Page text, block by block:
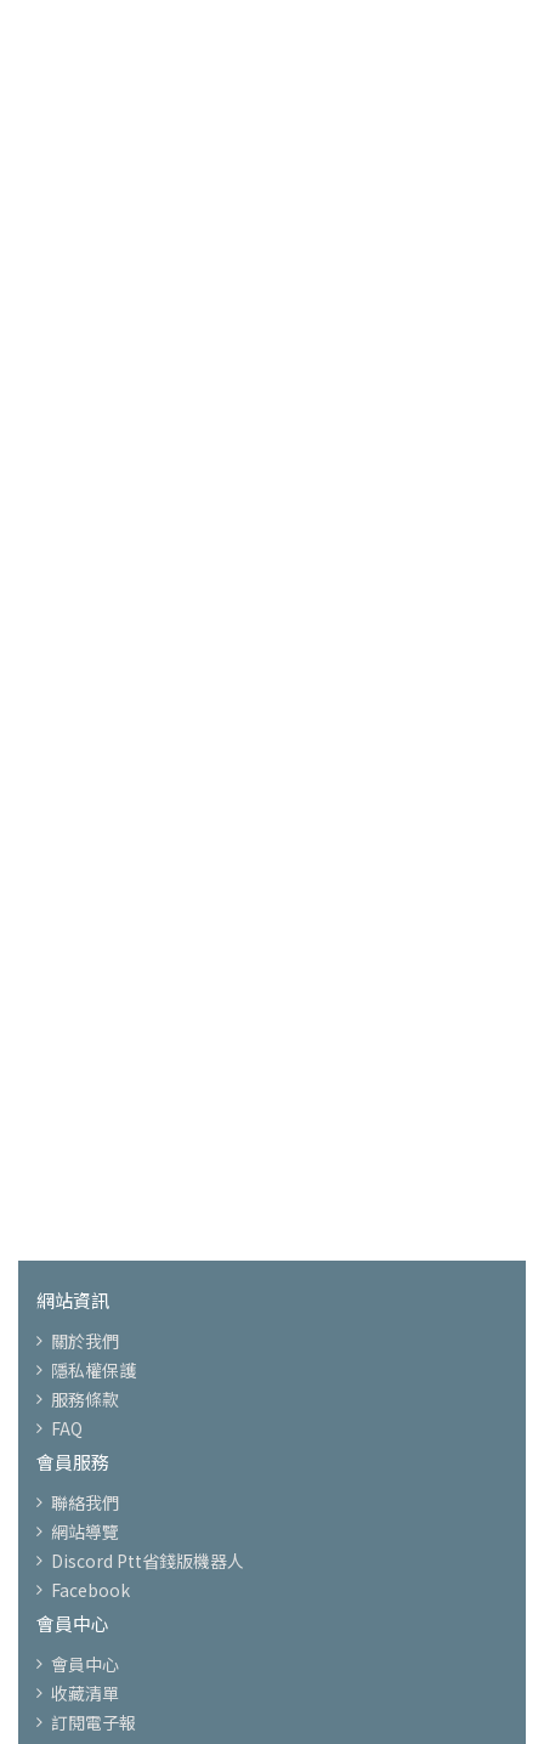
網站資訊
關於我們
隱私權保護
服務條款
FAQ
會員服務
聯絡我們
網站導覽
Discord Ptt省錢版機器人
Facebook
會員中心
會員中心
收藏清單
訂閱電子報